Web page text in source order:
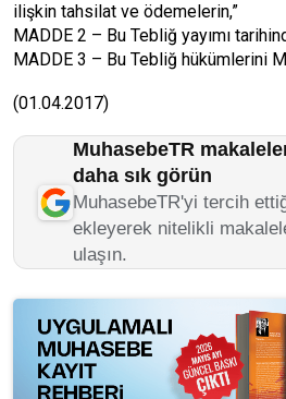
ilişkin tahsilat ve ödemelerin,”
MADDE 2 – Bu Tebliğ yayımı
MADDE 3 – Bu Tebliğ hükümlerini
(01.04.2017)
MuhasebeTR
daha sık görün
MuhasebeTR'yi tercih
ekleyerek nitelikli
ulaşın.